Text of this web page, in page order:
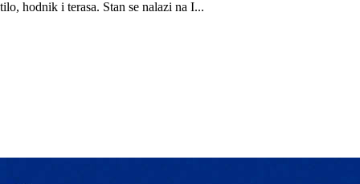
hodnik i terasa. Stan se nalazi na I...